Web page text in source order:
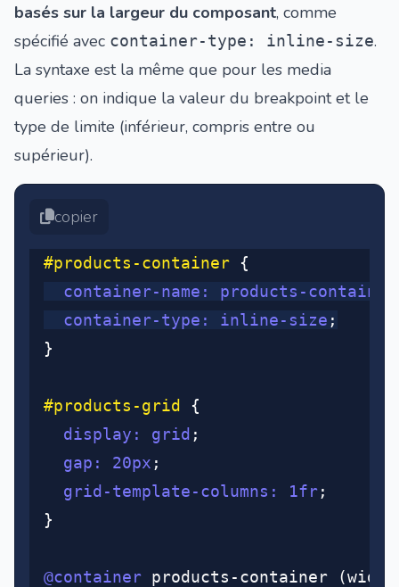
basés sur la largeur du composant, comme
spécifié avec container-type: inline-size.
La syntaxe est la même que pour les media
queries : on indique la valeur du breakpoint et le
type de limite (inférieur, compris entre ou
supérieur).
copier
#products-container {
  container-name
: products-container
  container-type
: inline-size ;
}
#products-grid {
  display
: grid ;
  gap
: 20px ;
  grid-template-columns
: 1fr;
}
@container products-container